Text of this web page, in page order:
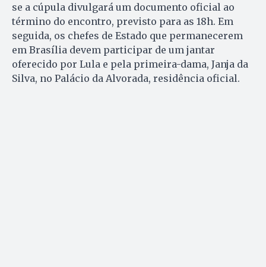
se a cúpula divulgará um documento oficial ao
término do encontro, previsto para as 18h. Em
seguida, os chefes de Estado que permanecerem
em Brasília devem participar de um jantar
oferecido por Lula e pela primeira-dama, Janja da
Silva, no Palácio da Alvorada, residência oficial.